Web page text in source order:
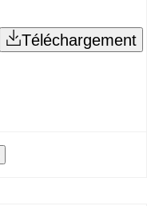
Téléchargement